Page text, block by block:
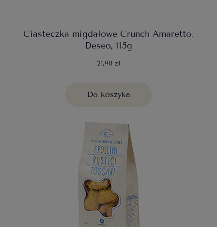
Ciasteczka migdałowe Crunch Amaretto,
Deseo, 115g
21,90 zł
Do koszyka